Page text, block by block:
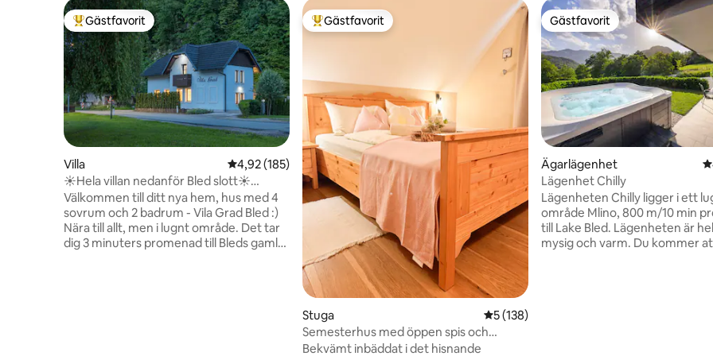
Populär gästfavorit
Gästfavorit
Villa 4,92 av 5 i genomsnittligt betyg, 185 omdömen
4,92 (185)
☀Hela villan nedanför Bled slott☀
freeBikes & bastu
Välkommen till ditt nya hem, hus med 4
sovrum och 2 badrum - Vila Grad Bled :)
Nära till allt, men i lugnt område. Det tar
dig 3 minuters promenad till Bleds gamla
Populär gästfavorit
Gästfavorit
Stuga 5 av 5 i genomsnittligt betyg, 138
5 (138)
Semesterhus med öppen spis och
bastu|Naturflykt
Bekvämt inbäddat i det hisnande
Gästfavorit
Gästfavorit
Ägarlägenhet
Lägenhet Chilly
Lägenheten Chilly ligger i ett
område Mlino, 800 m/10 min
till Lake Bled. Lägenheten är
mysig och varm. Du kommer